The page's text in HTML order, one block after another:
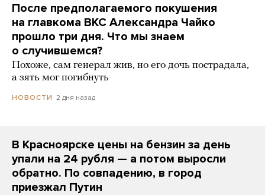
После предполагаемого покушения
на главкома ВКС Александра Чайко
прошло три дня. Что мы знаем
о случившемся?
Похоже, сам генерал жив, но его дочь пострадала,
а зять мог погибнуть
НОВОСТИ 2 дня назад
В Красноярске цены на бензин за день
упали на 24 рубля — а потом выросли
обратно. По совпадению, в город
приезжал Путин